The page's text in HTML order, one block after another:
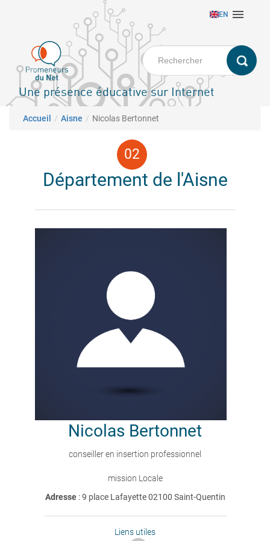
principal
EN 
Une présence éducative sur Internet
Fil d'Ariane
Accueil Aisne Nicolas Bertonnet
Département de l'Aisne
Nicolas Bertonnet
conseiller en insertion professionnel
mission Locale
Adresse : 9 place Lafayette 02100 Saint-Quentin
Liens utiles